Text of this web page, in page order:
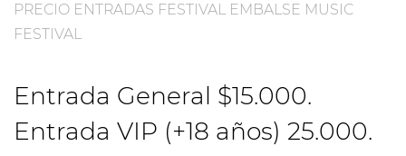
PRECIO ENTRADAS FESTIVAL EMBALSE MUSIC
FESTIVAL
Entrada General $15.000.
Entrada VIP (+18 años) 25.000.